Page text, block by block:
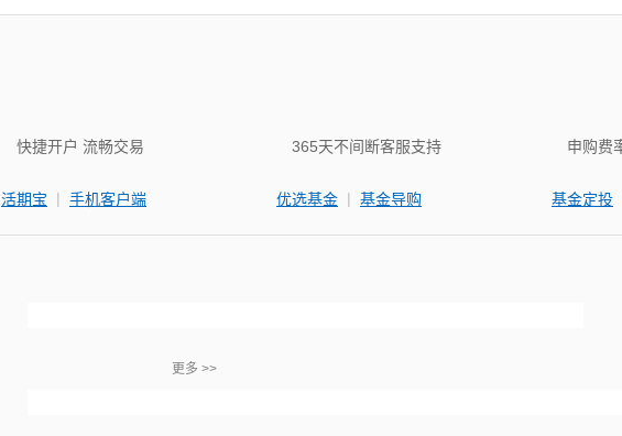
快捷开户 流畅交易
活期宝 | 手机客户端
365天不间断客服支持
优选基金 | 基金导购
申购费
基金定投
更多 >>